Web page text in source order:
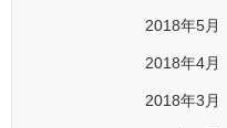
2018年5月
2018年4月
2018年3月